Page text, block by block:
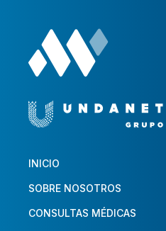
INICIO
SOBRE NOSOTROS
CONSULTAS MÉDICAS